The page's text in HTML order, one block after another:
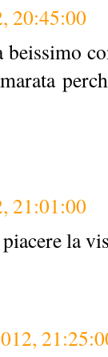
20:45:00
21:01:00
la